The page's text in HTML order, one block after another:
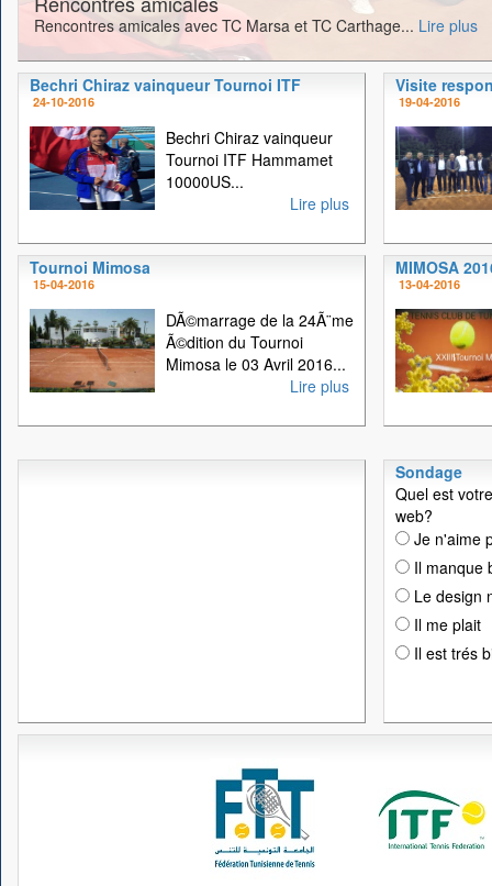
Rencontres amicales avec TC Marsa et TC Carthage... Lire plus
Bechri Chiraz vainqueur Tournoi ITF
24-10-2016
Bechri Chiraz vainqueur
Tournoi ITF Hammamet
10000US...
Lire plus
Visite
19-04-2016
Tournoi Mimosa
15-04-2016
DÃ©marrage de la 24Ã¨me
Ã©dition du Tournoi
Mimosa le 03 Avril 2016...
Lire plus
MIMOSA
13-04-2016
Sondage
Quel est
web?
Je n'aime
Il manque
Le design
Il me plait
Il est trés